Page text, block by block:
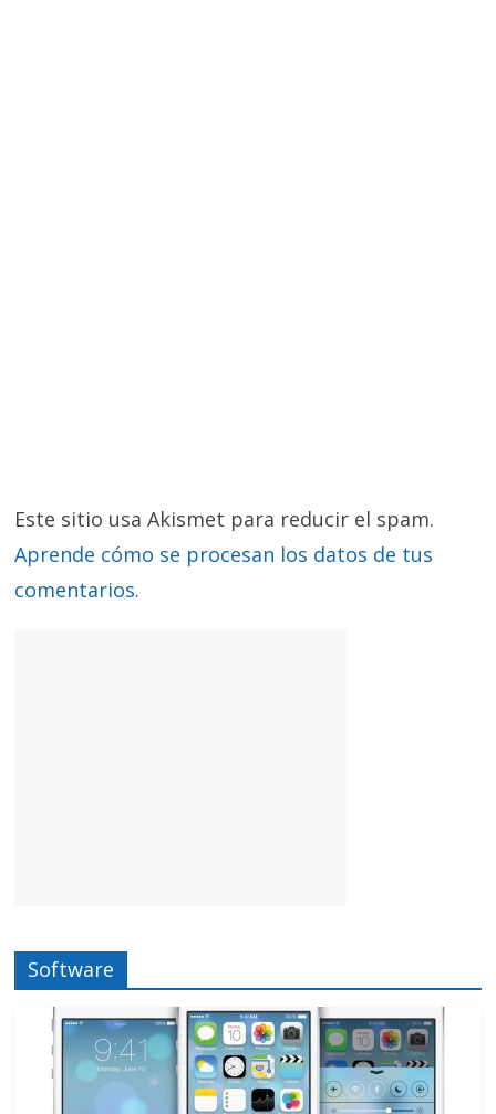
Este sitio usa Akismet para reducir el spam.
Aprende cómo se procesan los datos de tus
comentarios.
Software